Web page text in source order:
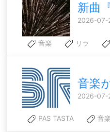
新曲
2026-07-
音楽 リラ
音楽
2026-07-
PAS TASTA 音楽